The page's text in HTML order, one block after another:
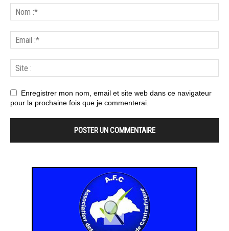
Enregistrer mon nom, email et site web dans ce navigateur
pour la prochaine fois que je commenterai.